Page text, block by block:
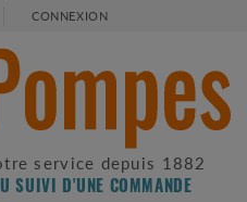
CONNEXION
service depuis 1882
SUIVI D'UNE COMMANDE